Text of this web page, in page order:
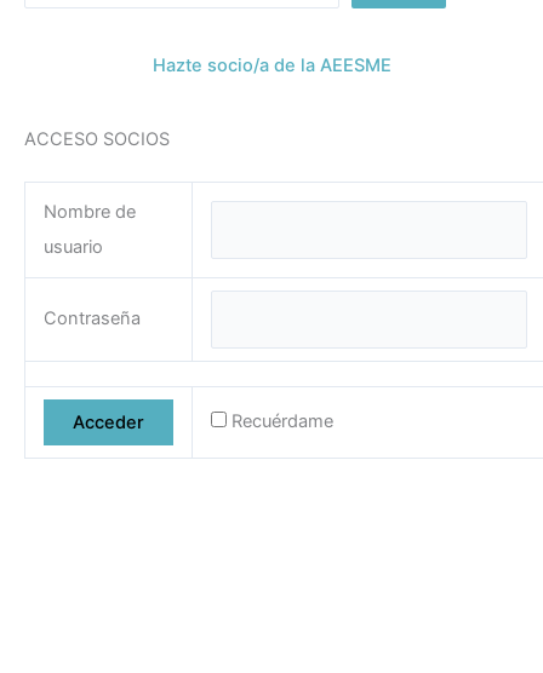
Hazte socio/a de la AEESME
ACCESO SOCIOS
Nombre de
usuario
Contraseña
Recuérdame